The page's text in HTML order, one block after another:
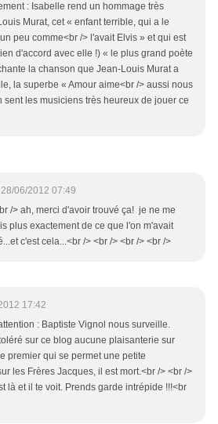
: Isabelle rend un hommage très
Murat, cet « enfant terrible, qui a le
peu comme<br /> l'avait Elvis » et qui est
d'accord avec elle !) « le plus grand poète
la chanson que Jean-Louis Murat a
la superbe « Amour aime<br /> aussi nous
sent les musiciens très heureux de jouer ce
28/06/2012 07:49
/> ah, merci d'avoir trouvé ça! je ne me
plus exactement de ce que l'on m'avait
c'est cela...<br /> <br /> <br /> <br />
17:42
: Baptiste Vignol nous surveille.
sur ce blog aucune plaisanterie sur
premier qui se permet une petite
les Frères Jacques, il est mort.<br /> <br />
là et il te voit. Prends garde intrépide !!!<br